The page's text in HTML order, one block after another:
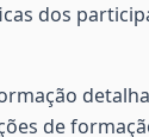
dos
de